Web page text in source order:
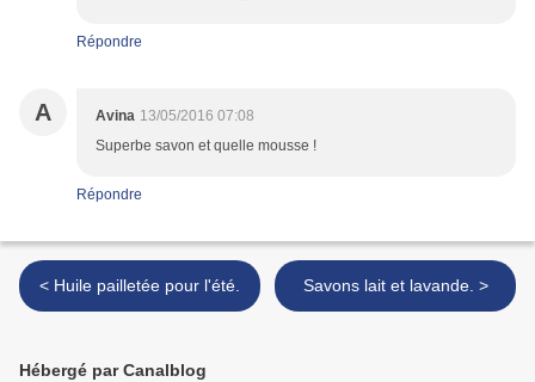
Répondre
A Avina 13/05/2016 07:08
Superbe savon et quelle mousse !
Répondre
< Huile pailletée pour l'été. Savons lait et lavande. >
Hébergé par Canalblog